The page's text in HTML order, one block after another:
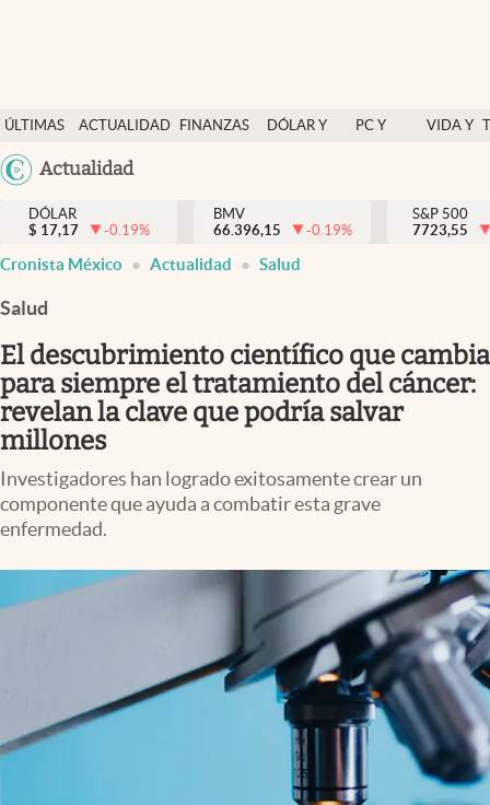
ÚLTIMAS
NOTICIAS
ACTUALIDAD
FINANZAS
DÓLAR Y
PC Y
VIDA Y
México
Actualidad
Actualidad
Finanzas y economía
Dólar y mercados
Pc y celular
Vida y estilo
Clima
DÓLAR
$ 17,17 -0.19%
BMV
66.396,15
-0.19%
S&P 500
7723,55
Cronista México Actualidad Salud
Salud
El descubrimiento científico que cambia
para siempre el tratamiento del cáncer:
revelan la clave que podría salvar
millones
Investigadores han logrado exitosamente crear un
componente que ayuda a combatir esta grave
enfermedad.